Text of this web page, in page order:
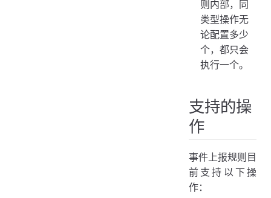
则内部，同
类型操作无
论配置多少
个，都只会
执行一个。
支持的操
作
事件上报规则目
前支持以下操
作：